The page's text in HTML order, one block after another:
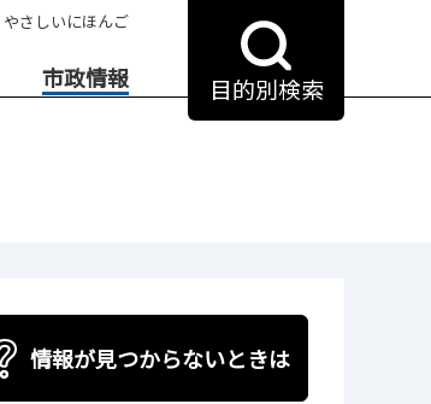
やさしいにほんご
市政情報 目的別検索
情報が見つからないときは